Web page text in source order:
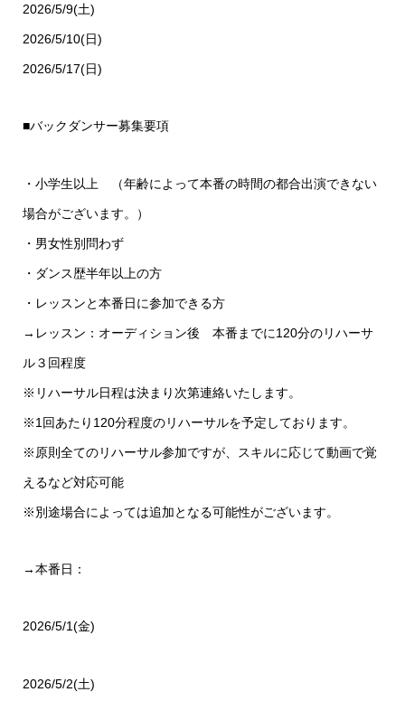
2026/5/9(土)
2026/5/10(日)
2026/5/17(日)
■バックダンサー募集要項
・小学生以上 （年齢によって本番の時間の都合出演できない
場合がございます。）
・男女性別問わず
・ダンス歴半年以上の方
・レッスンと本番日に参加できる方
→レッスン：オーディション後 本番までに120分のリハーサ
ル３回程度
※リハーサル日程は決まり次第連絡いたします。
※1回あたり120分程度のリハーサルを予定しております。
※原則全てのリハーサル参加ですが、スキルに応じて動画で覚
えるなど対応可能
※別途場合によっては追加となる可能性がございます。
→本番日：
2026/5/1(金)
2026/5/2(土)